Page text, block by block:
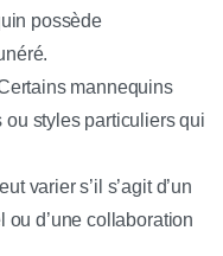
possède
mannequins
ou styles particuliers qui
varier s’il s’agit d’un
ou d’une collaboration